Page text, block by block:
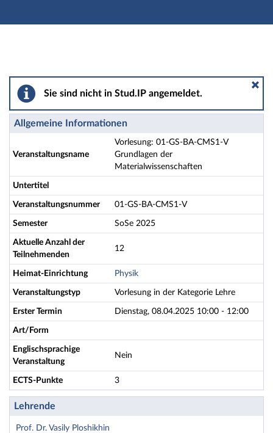
Hauptnavigation
Vorlesung: 01-GS-BA-CMS1-V Grundlagen der
Sie sind nicht in Stud.IP angemeldet.
Allgemeine Informationen
Veranstaltungsname
Vorlesung: 01-GS-BA-CMS1-V
Grundlagen der
Materialwissenschaften
Untertitel
Veranstaltungsnummer 01-GS-BA-CMS1-V
Semester SoSe 2025
Aktuelle Anzahl der
Teilnehmenden
12
Heimat-Einrichtung Physik
Veranstaltungstyp Vorlesung in der Kategorie Lehre
Erster Termin Dienstag, 08.04.2025 10:00 - 12:00
Art/Form
Englischsprachige
Veranstaltung
Nein
ECTS-Punkte 3
Lehrende
Prof. Dr. Vasily Ploshikhin